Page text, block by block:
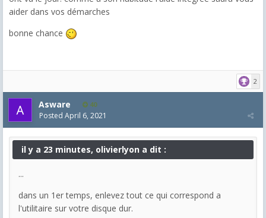
aider dans vos démarches
bonne chance
2
Asware 40
Posted April 6, 2021
il y a 23 minutes, olivierlyon a dit :
...
dans un 1er temps, enlevez tout ce qui correspond a
l'utilitaire sur votre disque dur.